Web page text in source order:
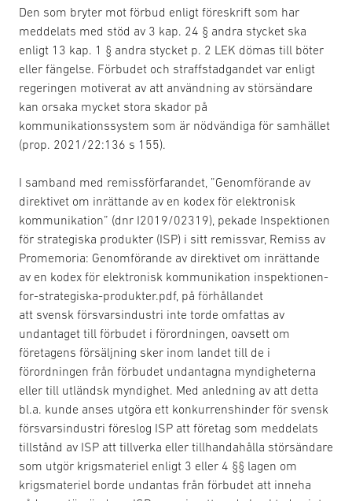
Den som bryter mot förbud enligt föreskrift som har
meddelats med stöd av 3 kap. 24 § andra stycket ska
enligt 13 kap. 1 § andra stycket p. 2 LEK dömas till böter
eller fängelse. Förbudet och straffstadgandet var enligt
regeringen motiverat av att användning av störsändare
kan orsaka mycket stora skador på
kommunikationssystem som är nödvändiga för samhället
(prop. 2021/22:136 s 155).
I samband med remissförfarandet, ”Genomförande av
direktivet om inrättande av en kodex för elektronisk
kommunikation” (dnr I2019/02319), pekade Inspektionen
för strategiska produkter (ISP) i sitt remissvar, Remiss av
Promemoria: Genomförande av direktivet om inrättande
av en kodex för elektronisk kommunikation inspektionen-
for-strategiska-produkter.pdf, på förhållandet
att svensk försvarsindustri inte torde omfattas av
undantaget till förbudet i förordningen, oavsett om
företagens försäljning sker inom landet till de i
förordningen från förbudet undantagna myndigheterna
eller till utländsk myndighet. Med anledning av att detta
bl.a. kunde anses utgöra ett konkurrenshinder för svensk
försvarsindustri föreslog ISP att företag som meddelats
tillstånd av ISP att tillverka eller tillhandahålla störsändare
som utgör krigsmateriel enligt 3 eller 4 §§ lagen om
krigsmateriel borde undantas från förbudet att inneha